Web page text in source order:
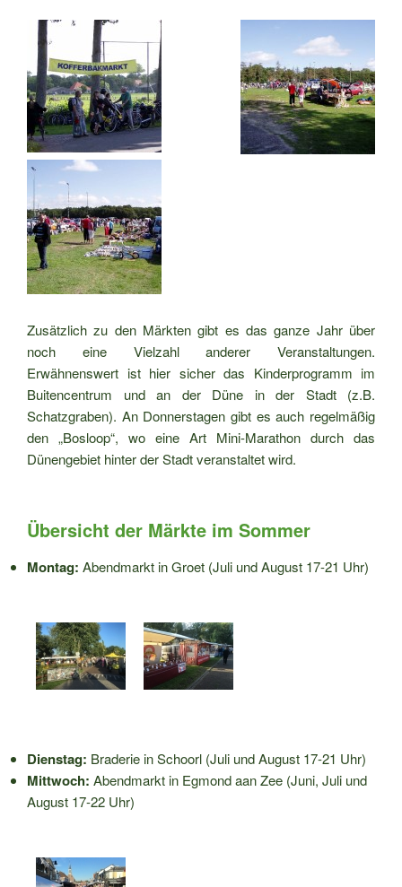
Zusätzlich zu den Märkten gibt es das ganze Jahr über
noch eine Vielzahl anderer Veranstaltungen.
Erwähnenswert ist hier sicher das Kinderprogramm im
Buitencentrum und an der Düne in der Stadt (z.B.
Schatzgraben). An Donnerstagen gibt es auch regelmäßig
den „Bosloop“, wo eine Art Mini-Marathon durch das
Dünengebiet hinter der Stadt veranstaltet wird.
Übersicht der Märkte im Sommer
Montag: Abendmarkt in Groet (Juli und August 17-21 Uhr)
Dienstag: Braderie in Schoorl (Juli und August 17-21 Uhr)
Mittwoch: Abendmarkt in Egmond aan Zee (Juni, Juli und
August 17-22 Uhr)